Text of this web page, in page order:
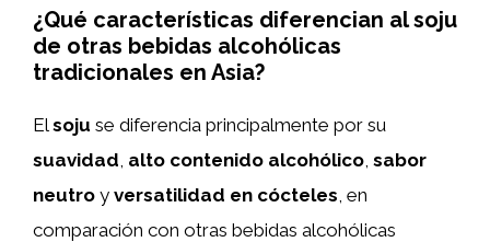
¿Qué características diferencian al soju
de otras bebidas alcohólicas
tradicionales en Asia?
Elsoju se diferencia principalmente por su
suavidad, alto contenido alcohólico, sabor
neutro y versatilidad en cócteles, en
comparación con otras bebidas alcohólicas